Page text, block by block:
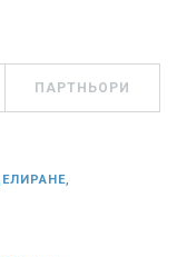
ПАРТНЬОРИ